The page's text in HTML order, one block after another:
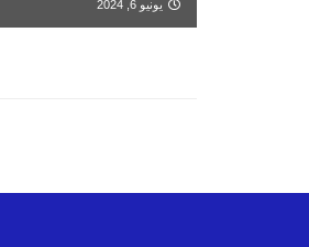
يونيو 6, 2024